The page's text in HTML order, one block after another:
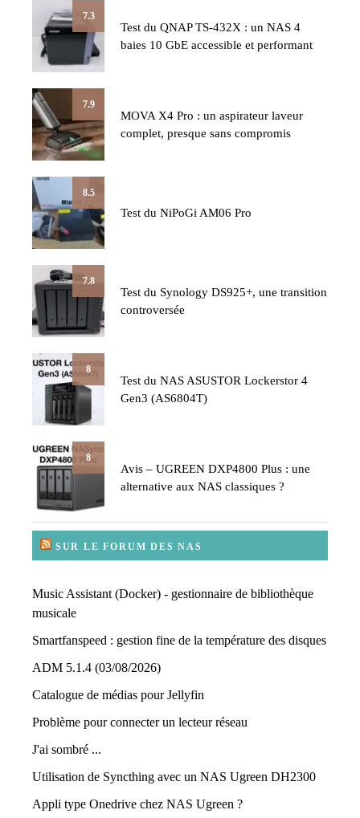
7.3
Test du QNAP TS-432X : un NAS 4
baies 10 GbE accessible et performant
7.9
MOVA X4 Pro : un aspirateur laveur
complet, presque sans compromis
8.5
Test du NiPoGi AM06 Pro
7.8
Test du Synology DS925+, une transition
controversée
8
Test du NAS ASUSTOR Lockerstor 4
Gen3 (AS6804T)
8
Avis – UGREEN DXP4800 Plus : une
alternative aux NAS classiques ?
SUR LE FORUM DES NAS
Music Assistant (Docker) - gestionnaire de bibliothèque
musicale
Smartfanspeed : gestion fine de la température des disques
ADM 5.1.4 (03/08/2026)
Catalogue de médias pour Jellyfin
Problème pour connecter un lecteur réseau
J'ai sombré ...
Utilisation de Syncthing avec un NAS Ugreen DH2300
Appli type Onedrive chez NAS Ugreen ?